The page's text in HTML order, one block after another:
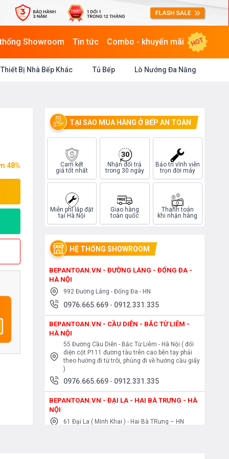
Showroom Tin tức Combo - khuyến mãi HOT
Thiết Bị Nhà Bếp Khác Tủ Bếp Lò Nướng Đa Năng
48%
TẠI SAO MUA HÀNG Ở BẾP AN TOÀN
Cam kết
giá tốt nhất
Nhận đổi trả
trong 30 ngày
Bảo trì vĩnh viễn
trọn đời máy
Miễn phí lắp đặt
tại Hà Nội
Giao hàng
toàn quốc
Thanh toán
khi nhận hàng
HỆ THỐNG SHOWROOM
BEPANTOAN.VN - ĐƯỜNG LÁNG - ĐỐNG ĐA -
HÀ NỘI
992 Đường Láng - Đống Đa - HN
0976.665.669 - 0912.331.335
BEPANTOAN.VN - CẦU DIỄN - BẮC TỪ LIÊM -
HÀ NỘI
55 Đường Cầu Diễn - Bắc Từ Liêm - Hà Nội ( đối
diện cột P111 đường tàu trên cao bên tay phải
theo hướng đi từ trôi, phùng đi về hướng cầu giấy
)
0976.665.669 - 0912.331.335
BEPANTOAN.VN - ĐẠI LA - HAI BÀ TRƯNG - HÀ
NỘI
61 Đại La ( Minh Khai ) - Hai Bà TRưng – HN